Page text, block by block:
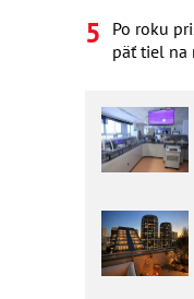
Po roku
päť tiel na